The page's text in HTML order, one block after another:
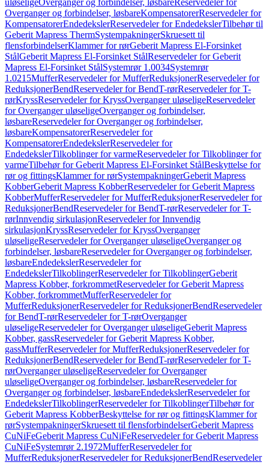
uløseligeOverganger og forbindelser, løsbareReservedeler for
Overganger og forbindelser, løsbareKompensatorerReservedeler for
KompensatorerEndedekslerReservedeler for EndedekslerTilbehør til
Geberit Mapress ThermSystempakningerSkruesett til
flensforbindelserKlammer for rørGeberit Mapress El-Forsinket
StålGeberit Mapress El-Forsinket StålReservedeler for Geberit
Mapress El-Forsinket StålSystemrør 1.0034Systemrør
1.0215MufferReservedeler for MufferReduksjonerReservedeler for
ReduksjonerBendReservedeler for BendT-rørReservedeler for T-
rørKryssReservedeler for KryssOverganger uløseligeReservedeler
for Overganger uløseligeOverganger og forbindelser,
løsbareReservedeler for Overganger og forbindelser,
løsbareKompensatorerReservedeler for
KompensatorerEndedekslerReservedeler for
EndedekslerTilkoblinger for varmeReservedeler for Tilkoblinger for
varmeTilbehør for Geberit Mapress El-Forsinket StålBeskyttelse for
rør og fittingsKlammer for rørSystempakningerGeberit Mapress
KobberGeberit Mapress KobberReservedeler for Geberit Mapress
KobberMufferReservedeler for MufferReduksjonerReservedeler for
ReduksjonerBendReservedeler for BendT-rørReservedeler for T-
rørInnvendig sirkulasjonReservedeler for Innvendig
sirkulasjonKryssReservedeler for KryssOverganger
uløseligeReservedeler for Overganger uløseligeOverganger og
forbindelser, løsbareReservedeler for Overganger og forbindelser,
løsbareEndedekslerReservedeler for
EndedekslerTilkoblingerReservedeler for TilkoblingerGeberit
Mapress Kobber, forkrommetReservedeler for Geberit Mapress
Kobber, forkrommetMufferReservedeler for
MufferReduksjonerReservedeler for ReduksjonerBendReservedeler
for BendT-rørReservedeler for T-rørOverganger
uløseligeReservedeler for Overganger uløseligeGeberit Mapress
Kobber, gassReservedeler for Geberit Mapress Kobber,
gassMufferReservedeler for MufferReduksjonerReservedeler for
ReduksjonerBendReservedeler for BendT-rørReservedeler for T-
rørOverganger uløseligeReservedeler for Overganger
uløseligeOverganger og forbindelser, løsbareReservedeler for
Overganger og forbindelser, løsbareEndedekslerReservedeler for
EndedekslerTilkoblingerReservedeler for TilkoblingerTilbehør for
Geberit Mapress KobberBeskyttelse for rør og fittingsKlammer for
rørSystempakningerSkruesett til flensforbindelserGeberit Mapress
CuNiFeGeberit Mapress CuNiFeReservedeler for Geberit Mapress
CuNiFeSystemrør 2.1972MufferReservedeler for
MufferReduksjonerReservedeler for ReduksjonerBendReservedeler